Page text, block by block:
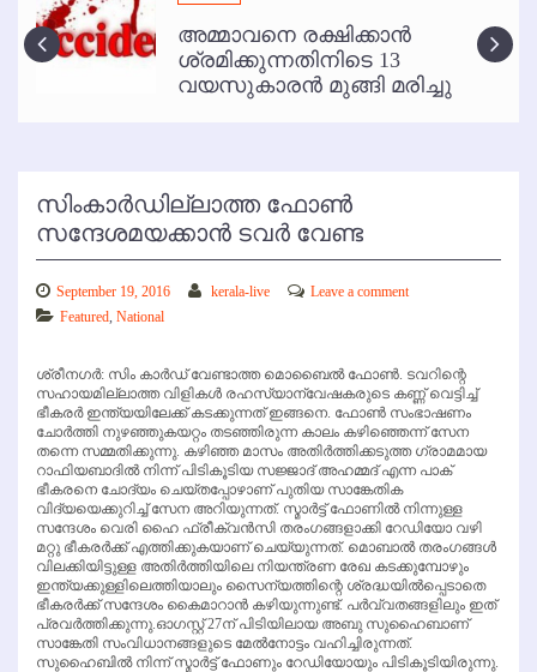
ഇനി രമേശ് പിഷാരടി സ്റ്റേജ് ഷോകള്‍ക്ക് ഇല്ല
കോഴിക്കോട് വിമാനത്താവളത്തില്‍ അനധികൃത പാര്‍ക്കിംഗ് പിരിവ് :
പരാതി തള്ളി
അമ്മാവനെ രക്ഷിക്കാന്‍
ശ്രമിക്കുന്നതിനിടെ 13
വയസുകാരന്‍ മുങ്ങി മരിച്ചു
സിംകാര്‍ഡില്ലാത്ത ഫോണ്‍
സന്ദേശമയക്കാന്‍ ടവര്‍ വേണ്ട
September 19, 2016 kerala-live
Leave a comment
Featured National
ശ്രീനഗര്‍: സിം കാര്‍ഡ് വേണ്ടാത്ത മൊബൈല്‍ ഫോണ്‍. ടവറിന്റെ
സഹായമില്ലാത്ത വിളികള്‍ രഹസ്യാന്വേഷകരുടെ കണ്ണ് വെട്ടിച്ച്
ഭീകരര്‍ ഇന്ത്യയിലേക്ക് കടക്കുന്നത് ഇങ്ങനെ. ഫോണ്‍ സംഭാഷണം
ചോര്‍ത്തി നുഴഞ്ഞുകയറ്റം തടഞ്ഞിരുന്ന കാലം കഴിഞ്ഞെന്ന് സേന
തന്നെ സമ്മതിക്കുന്നു. കഴിഞ്ഞ മാസം അതിര്‍ത്തിക്കടുത്ത ഗ്രാമമായ
റാഫിയബാദില്‍ നിന്ന് പിടികൂടിയ സജ്ജാദ് അഹമ്മദ് എന്ന പാക്
ഭീകരനെ ചോദ്യം ചെയ്തപ്പോഴാണ് പുതിയ സാങ്കേതിക
വിദ്യയെക്കുറിച്ച് സേന അറിയുന്നത്. സ്മാര്‍ട്ട് ഫോണില്‍ നിന്നുള്ള
സന്ദേശം വെരി ഹൈ ഫ്രീക്വന്‍സി തരംഗങ്ങളാക്കി റേഡിയോ വഴി
മറ്റു ഭീകരര്‍ക്ക് എത്തിക്കുകയാണ് ചെയ്യുന്നത്. മൊബാല്‍ തരംഗങ്ങള്‍
വിലക്കിയിട്ടുള്ള അതിര്‍ത്തിയിലെ നിയന്ത്രണ രേഖ കടക്കുമ്പോഴും
ഇന്ത്യക്കുള്ളിലെത്തിയാലും സൈന്യത്തിന്റെ ശ്രദ്ധയില്‍പ്പെടാതെ
ഭീകരര്‍ക്ക് സന്ദേശം കൈമാറാന്‍ കഴിയുന്നുണ്ട്. പര്‍വ്വതങ്ങളിലും ഇത്
പ്രവര്‍ത്തിക്കുന്നു.ഓഗസ്റ്റ് 27ന് പിടിയിലായ അബു സുഹൈബാണ്
സാങ്കേതി സംവിധാനങ്ങളുടെ മേല്‍നോട്ടം വഹിച്ചിരുന്നത്.
സുഹൈബില്‍ നിന്ന് സ്മാര്‍ട്ട് ഫോണും റേഡിയോയും പിടികൂടിയിരുന്നു.